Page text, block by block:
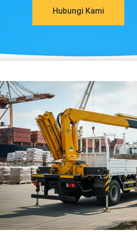
Hubungi Kami